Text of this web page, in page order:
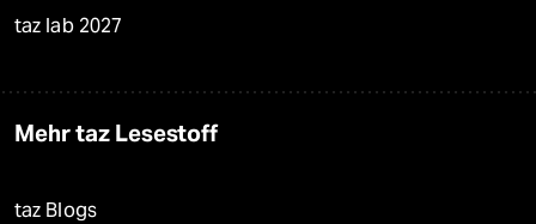
taz lab 2027
Mehr taz Lesestoff
taz Blogs